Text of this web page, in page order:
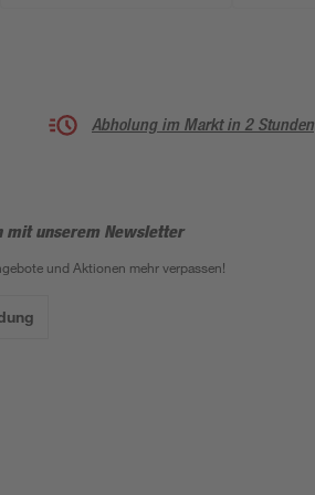
Abholung im Markt in 2 Stunden
mit unserem Newsletter
und Aktionen mehr verpassen!